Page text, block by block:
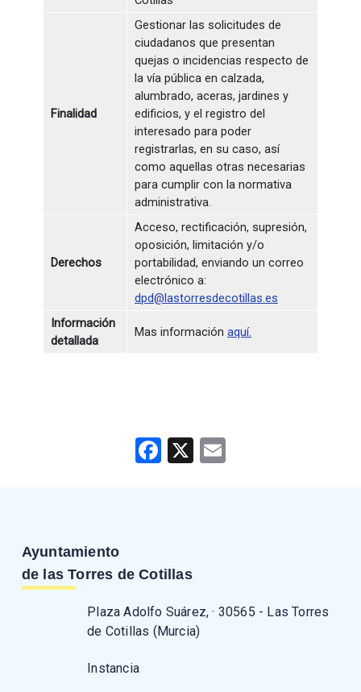
Finalidad
Gestionar las solicitudes de
ciudadanos que presentan
quejas o incidencias respecto de
la vía pública en calzada,
alumbrado, aceras, jardines y
edificios, y el registro del
interesado para poder
registrarlas, en su caso, así
como aquellas otras necesarias
para cumplir con la normativa
administrativa.
Derechos
Acceso, rectificación, supresión,
oposición, limitación y/o
portabilidad, enviando un correo
electrónico a:
dpd@lastorresdecotillas.es
Información
detallada
Mas información aquí.
Facebook
X
Ayuntamiento
de las Torres de Cotillas
Plaza Adolfo Suárez, · 30565 - Las Torres
de Cotillas (Murcia)
Instancia